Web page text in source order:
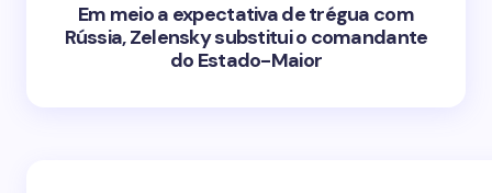
Em meio a expectativa de trégua com
Rússia, Zelensky substitui o comandante
do Estado-Maior